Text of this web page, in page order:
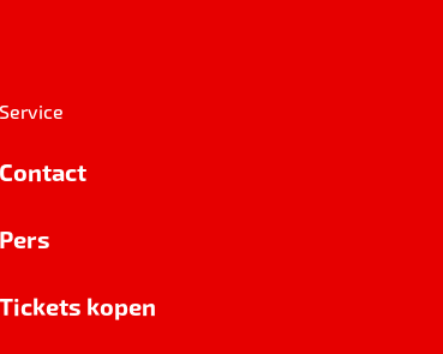
Service
Contact
Pers
Tickets kopen